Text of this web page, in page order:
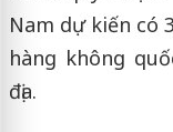
Nam dự kiến có
hàng không
địa.